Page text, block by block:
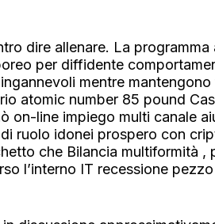
dire allenare. La
per diffidente
mentre
atomic number 85 pound
on-line impiego multi canale
ruolo idonei prospero con
che Bilancia multiformità ,
l’interno IT recessione